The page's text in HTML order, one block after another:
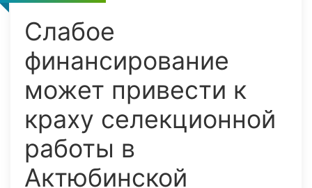
Слабое
финансирование
может привести к
краху селекционной
работы в
Актюбинской